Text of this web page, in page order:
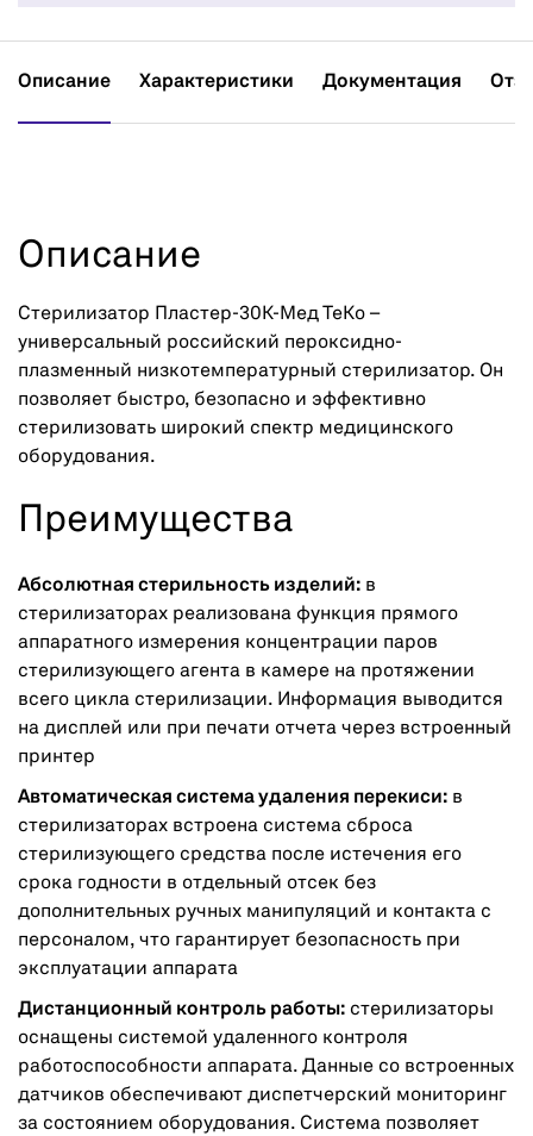
Описание Характеристики Документация
Описание
Стерилизатор Пластер-30К-Мед ТеКо –
универсальный российский пероксидно-
плазменный низкотемпературный стерилизатор. Он
позволяет быстро, безопасно и эффективно
стерилизовать широкий спектр медицинского
оборудования.
Преимущества
Абсолютная стерильность изделий: в
стерилизаторах реализована функция прямого
аппаратного измерения концентрации паров
стерилизующего агента в камере на протяжении
всего цикла стерилизации. Информация выводится
на дисплей или при печати отчета через встроенный
принтер
Автоматическая система удаления перекиси: в
стерилизаторах встроена система сброса
стерилизующего средства после истечения его
срока годности в отдельный отсек без
дополнительных ручных манипуляций и контакта с
персоналом, что гарантирует безопасность при
эксплуатации аппарата
Дистанционный контроль работы: стерилизаторы
оснащены системой удаленного контроля
работоспособности аппарата. Данные со встроенных
датчиков обеспечивают диспетчерский мониторинг
за состоянием оборудования. Система позволяет